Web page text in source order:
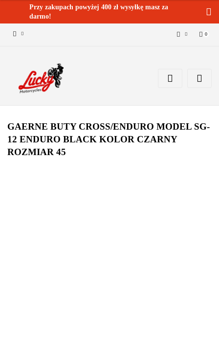
Przy zakupach powyżej 400 zł wysyłkę masz za
darmo!
Dodaj zgłoszenie
0
GAERNE BUTY CROSS/ENDURO MODEL SG-
12 ENDURO BLACK KOLOR CZARNY
ROZMIAR 45